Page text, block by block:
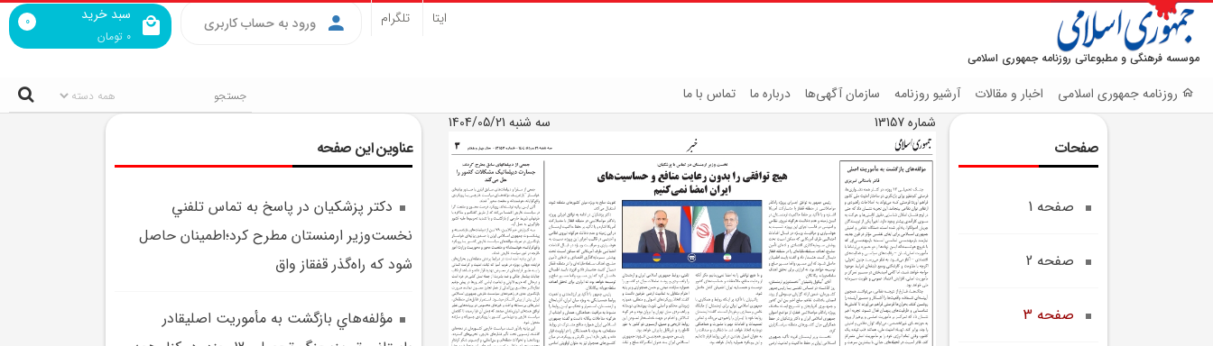
موسسه فرهنگی و مطبوعاتی روزنامه جمهوری اسلامی
سبد خرید
0 تومان
0 ورود به حساب کاربری ایتا تلگرام
روزنامه جمهوری اسلامی اخبار و مقالات آرشیو روزنامه سازمان آگهی‌ها درباره ما تماس با ما
صفحات
صفحه 1
صفحه 2
صفحه 3
شماره 13157 سه شنبه 1404/05/21
عناوین این صفحه
دکتر پزشکيان در پاسخ به تماس تلفني
نخست‌وزير ارمنستان مطرح کرد؛اطمينان حاصل
شود که راه‌گذر قفقاز واق
مؤلفه‌هاي بازگشت به مأموريت اصليقادر